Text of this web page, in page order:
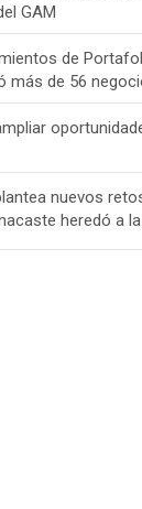
GAM
de
más de 56
nuevos
heredó a